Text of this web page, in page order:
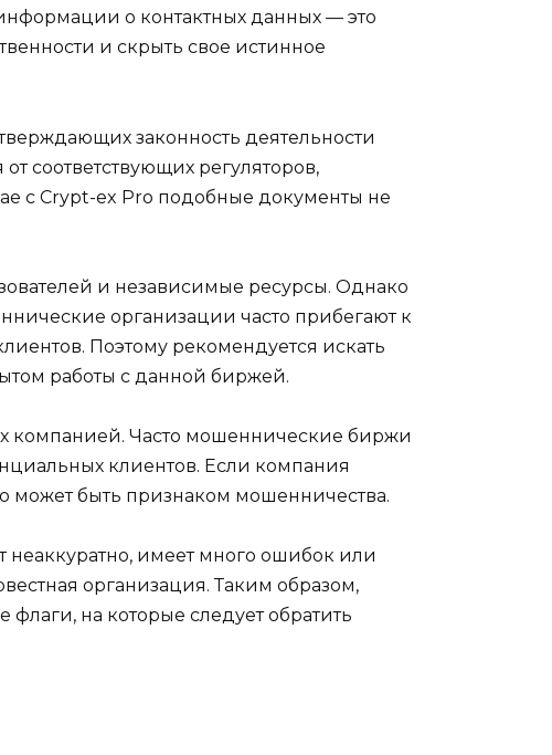
о контактных данных — это
и скрыть свое истинное
законность деятельности
соответствующих регуляторов,
с Crypt-ex Pro подобные документы не
и независимые ресурсы. Однако
организации часто прибегают к
Поэтому рекомендуется искать
работы с данной биржей.
компанией. Часто мошеннические биржи
клиентов. Если компания
может быть признаком мошенничества.
неаккуратно, имеет много ошибок или
организация. Таким образом,
на которые следует обратить